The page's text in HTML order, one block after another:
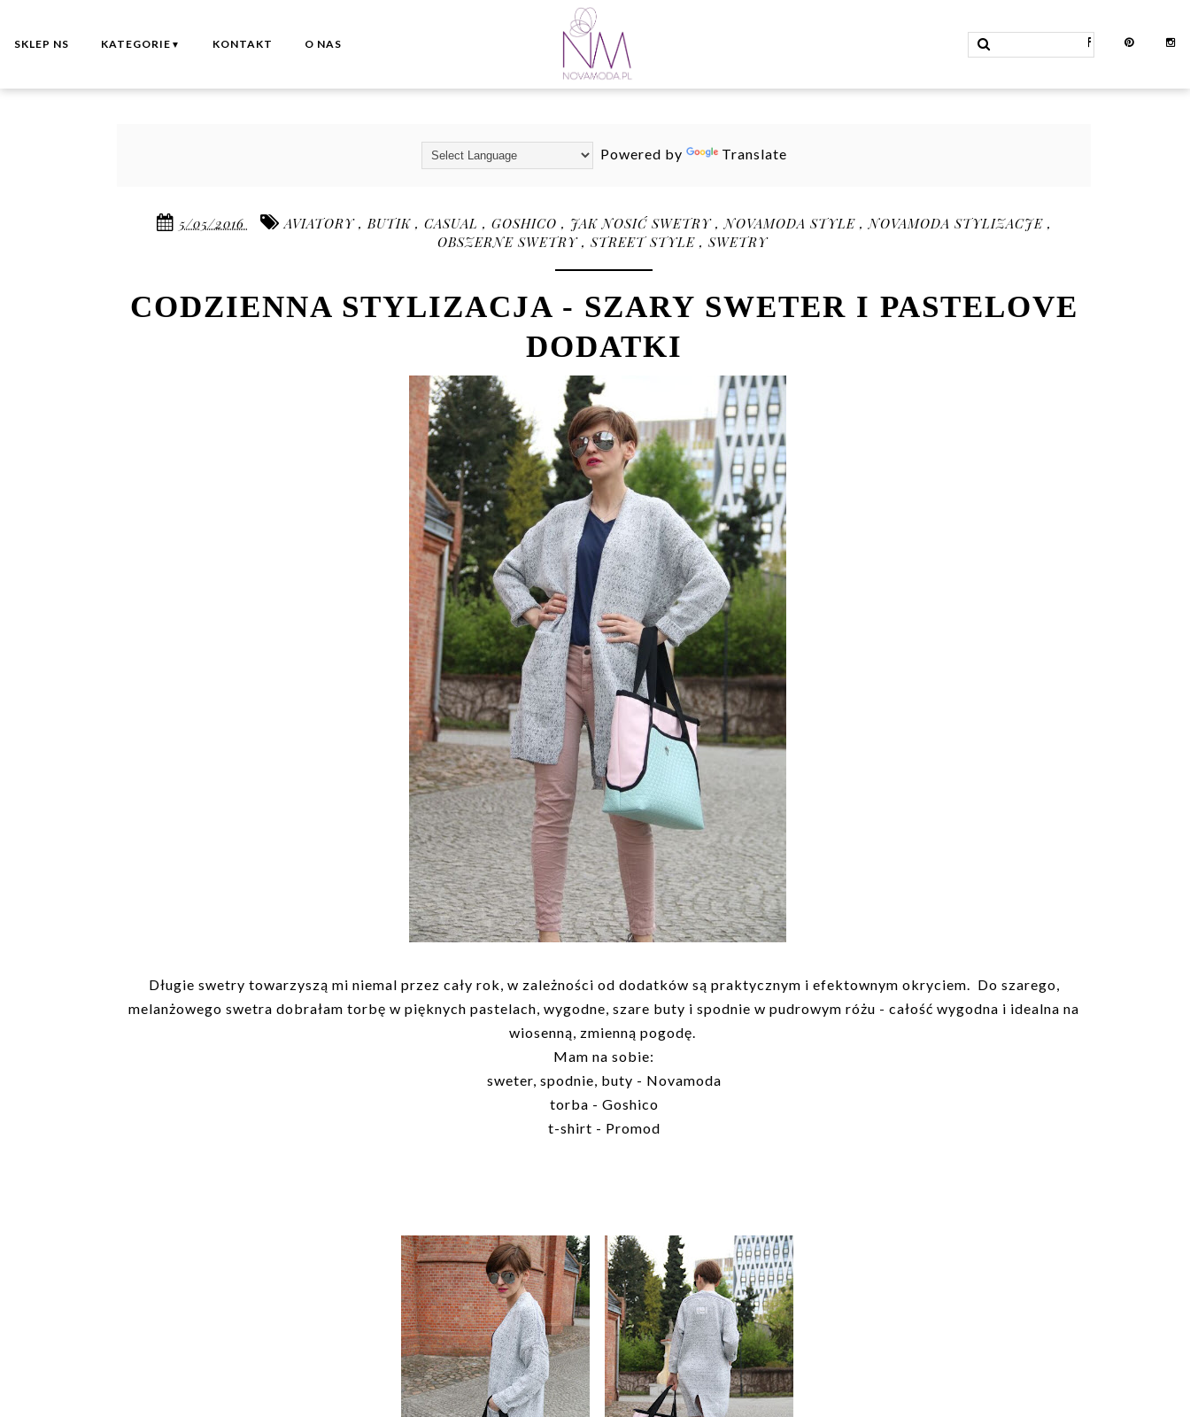
SKLEP NS KATEGORIE ▼ KONTAKT O NAS
Powered by Translate
5/05/2016 AVIATORY ,BUTIK , CASUAL , GOSHICO , JAK NOSIĆ SWETRY ,NOVAMODA STYLE ,NOVAMODA STYLIZACJE ,
OBSZERNE SWETRY ,STREET STYLE ,SWETRY
CODZIENNA STYLIZACJA - SZARY SWETER I PASTELOVE
DODATKI
Długie swetry towarzyszą mi niemal przez cały rok, w zależności od dodatków są praktycznym i efektownym okryciem. Do szarego,
melanżowego swetra dobrałam torbę w pięknych pastelach, wygodne, szare buty i spodnie w pudrowym różu - całość wygodna i idealna na
wiosenną, zmienną pogodę.
Mam na sobie:
sweter, spodnie, buty - Novamoda
torba - Goshico
t-shirt - Promod